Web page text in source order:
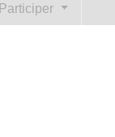
Participer